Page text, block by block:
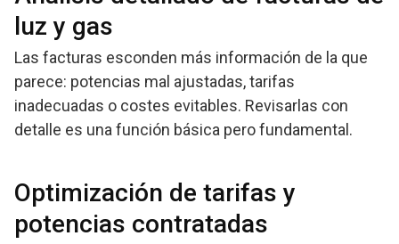
luz y gas
Las facturas esconden más información de la que
parece: potencias mal ajustadas, tarifas
inadecuadas o costes evitables. Revisarlas con
detalle es una función básica pero fundamental.
Optimización de tarifas y
potencias contratadas